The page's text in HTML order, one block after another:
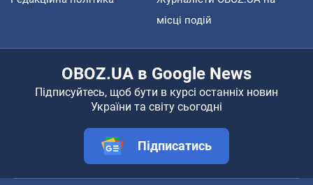
місці подій
OBOZ.UA в Google News
Підписуйтесь, щоб бути в курсі останніх новин
України та світу сьогодні
Підписатись